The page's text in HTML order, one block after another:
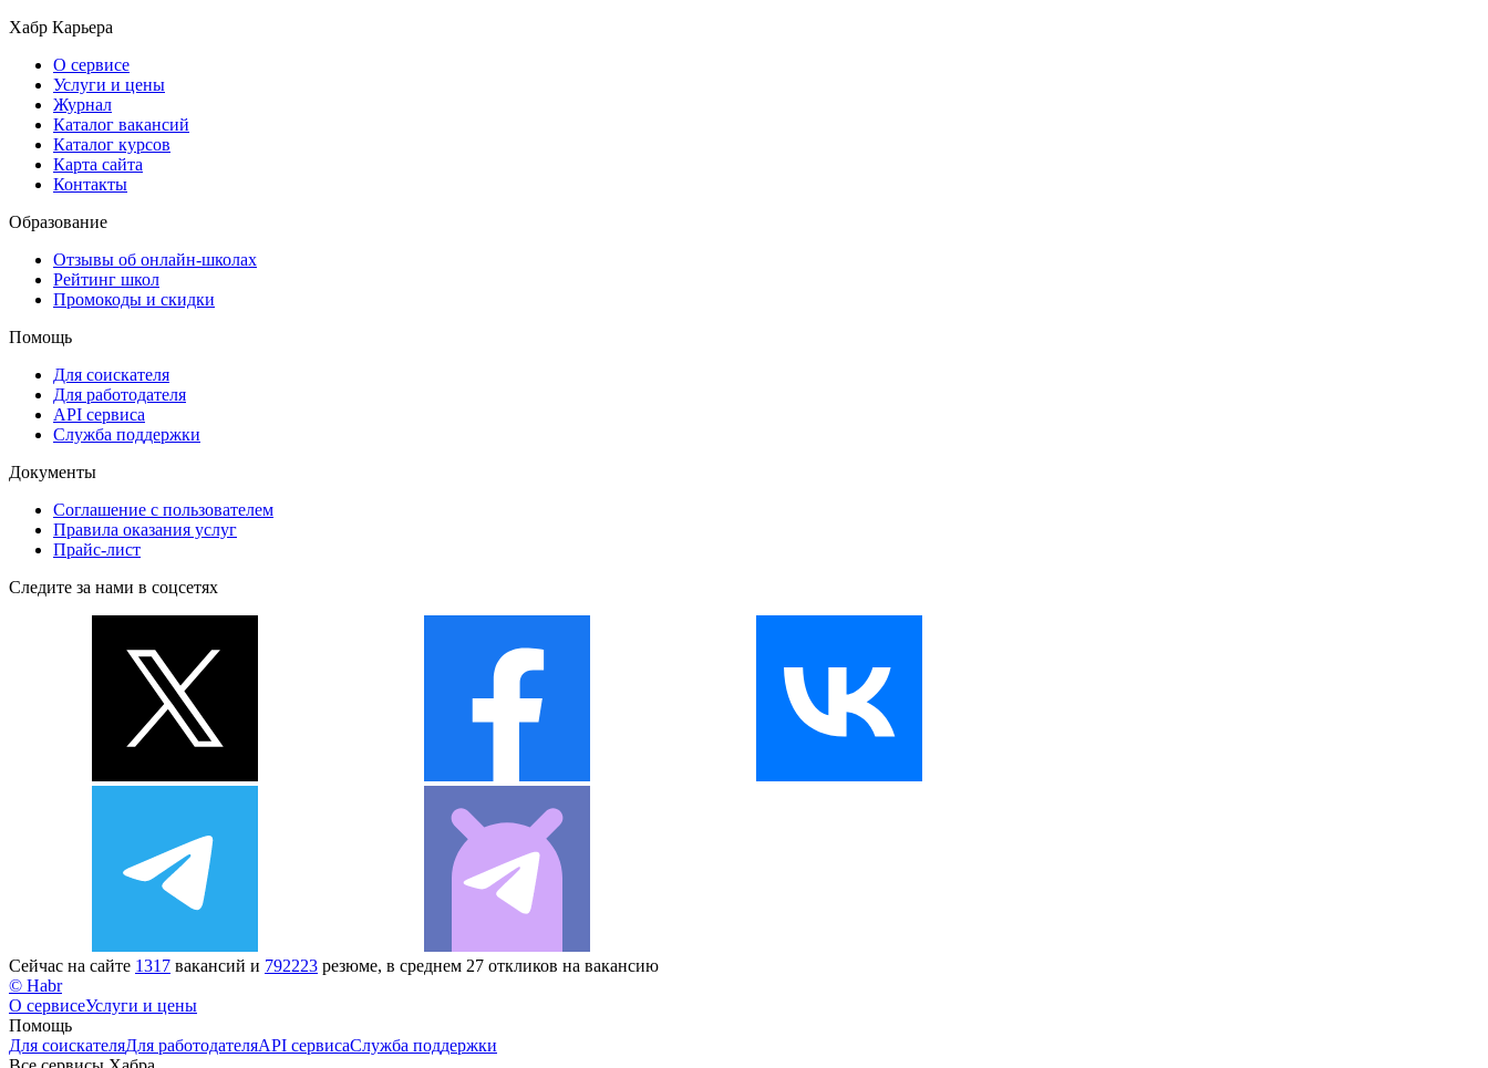
Хабр Карьера
О сервисе
Услуги и цены
Журнал
Каталог вакансий
Каталог курсов
Карта сайта
Контакты
Образование
Отзывы об онлайн-школах
Рейтинг школ
Промокоды и скидки
Помощь
Для соискателя
Для работодателя
API сервиса
Служба поддержки
Документы
Соглашение с пользователем
Правила оказания услуг
Прайс-лист
Следите за нами в соцсетях
Сейчас на сайте 1317 вакансий и 792223 резюме, в среднем 27 откликов на вакансию
© Habr
О сервисеУслуги и цены
Помощь
Для соискателяДля работодателяAPI сервисаСлужба поддержки